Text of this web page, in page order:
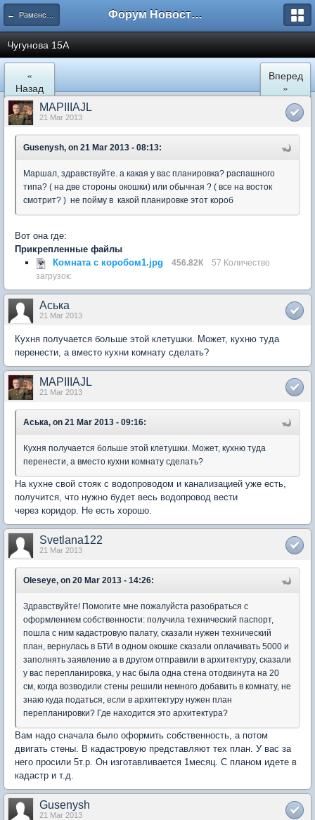
← Раменское Форум Новостройки
Чугунова 15А
«
Назад
Вперед
»
MAPIIIAJL
21 Mar 2013
Gusenysh, on 21 Mar 2013 - 08:13:
Маршал, здравствуйте. а какая у вас планировка? распашного
типа? ( на две стороны окошки) или обычная ? ( все на восток
смотрит? ) не пойму в какой планировке этот короб
Вот она где:
Прикрепленные файлы
Комната с коробом1.jpg
456.82К
57 Количество
загрузок:
Аська
21 Mar 2013
Кухня получается больше этой клетушки. Может, кухню туда
перенести, а вместо кухни комнату сделать?
MAPIIIAJL
21 Mar 2013
Аська, on 21 Mar 2013 - 09:16:
Кухня получается больше этой клетушки. Может, кухню туда
перенести, а вместо кухни комнату сделать?
На кухне свой стояк с водопроводом и канализацией уже есть,
получится, что нужно будет весь водопровод вести
через коридор. Не есть хорошо.
Svetlana122
21 Mar 2013
Oleseye, on 20 Mar 2013 - 14:26:
Здравствуйте! Помогите мне пожалуйста разобраться с
оформлением собственности: получила технический паспорт,
пошла с ним кадастровую палату, сказали нужен технический
план, вернулась в БТИ в одном окошке сказали оплачивать 5000 и
заполнять заявление а в другом отправили в архитектуру, сказали
у вас перепланировка, у нас была одна стена отодвинута на 20
см, когда возводили стены решили немного добавить в комнату, не
знаю куда податься, если в архитектуру нужен план
перепланировки? Где находится это архитектура?
Вам надо сначала было оформить собственность, а потом
двигать стены. В кадастровую представляют тех план. У вас за
него просили 5т.р. Он изготавливается 1месяц. С планом идете в
кадастр и т.д.
Gusenysh
21 Mar 2013